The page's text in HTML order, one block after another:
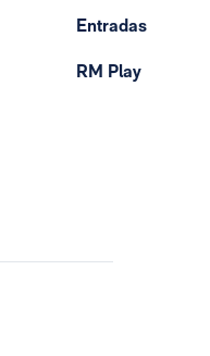
Entradas
RM Play